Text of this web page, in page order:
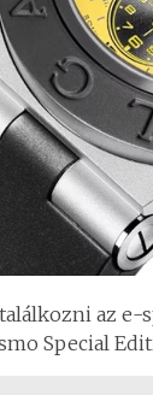
az e-
Special